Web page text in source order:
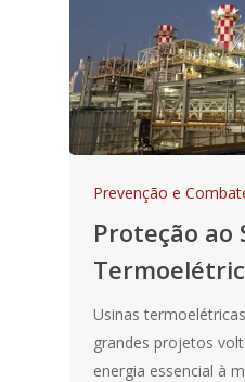
Prevenção e
Proteção ao
Usinas
grandes projetos
energia essencial à